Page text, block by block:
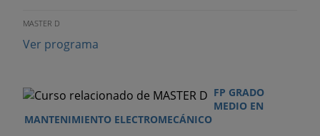
equipos y sistemas, así como sus partes o
componentes, relativos a abastecimientos de agua
contra incendios, hidrantes exteriores, bocas de
rociadores automáticos de agua y extinción por
agua pulverizada, e instalaciones de evacuación de
aguas.
MASTER D
Ver programa
FP GRADO
MEDIO EN
MANTENIMIENTO ELECTROMECÁNICO